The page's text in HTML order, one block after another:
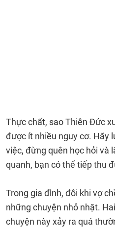
Thực chất, sao Thiên Đức
được ít nhiều nguy cơ. Hãy
việc, đừng quên học hỏi và
quanh, bạn có thể tiếp thu
Trong gia đình, đôi khi vợ
những chuyện nhỏ nhặt.
chuyện này xảy ra quá